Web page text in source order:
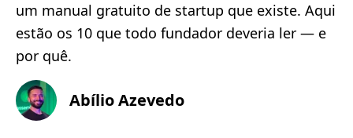
um manual gratuito de startup que existe. Aqui
estão os 10 que todo fundador deveria ler — e
por quê.
Abílio Azevedo